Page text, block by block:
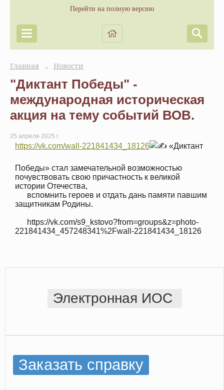
Перейти на полную версию
Главная → Новости
"Диктант Победы" -
международная историческая
акция на тему событий ВОВ.
25 апреля 2025 г.
https://vk.com/wall-221841434_18126 «Диктант
Победы» стал замечательной возможностью
почувствовать свою причастность к великой
истории Отечества,
вспомнить героев и отдать дань памяти павшим
защитникам Родины.
https://vk.com/s9_kstovo?from=groups&z=photo-
221841434_457248341%2Fwall-221841434_18126
Электронная ИОС
Заказать справку